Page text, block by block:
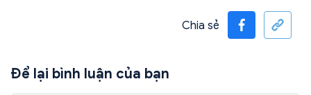
Chia sẻ
Để lại bình luận của bạn